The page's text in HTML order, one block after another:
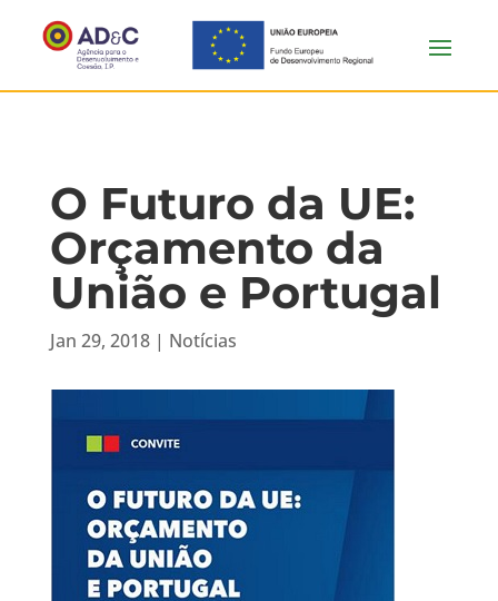
O Futuro da UE:
Orçamento da
União e Portugal
Jan 29, 2018| Notícias